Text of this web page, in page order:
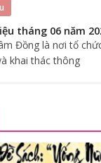
tháng 06 năm
Đồng là nơi tổ
khai thác thông